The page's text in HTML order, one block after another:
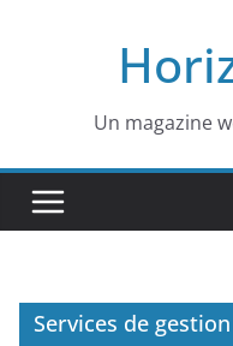
Un magazine
Services de